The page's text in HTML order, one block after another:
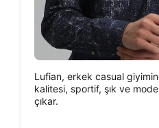
Lufian, erkek casual
kalitesi, sportif, şık ve
çıkar.